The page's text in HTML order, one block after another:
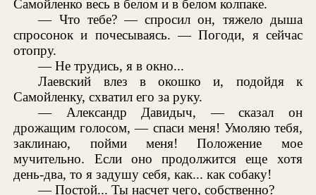
Самойленко весь в белом и в белом колпаке.
— Что тебе? — спросил он, тяжело дыша
спросонок и почесываясь. — Погоди, я сейчас
отопру.
— Не трудись, я в окно...
Лаевский влез в окошко и, подойдя к
Самойленку, схватил его за руку.
— Александр Давидыч, — сказал он
дрожащим голосом, — спаси меня! Умоляю тебя,
заклинаю, пойми меня! Положение мое
мучительно. Если оно продолжится еще хотя
день-два, то я задушу себя, как... как собаку!
— Постой... Ты насчет чего, собственно?